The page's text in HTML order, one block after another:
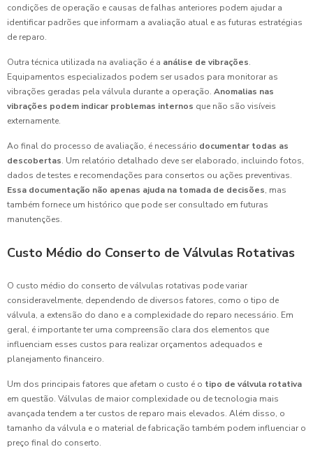
condições de operação e causas de falhas anteriores podem ajudar a
identificar padrões que informam a avaliação atual e as futuras estratégias
de reparo.
Outra técnica utilizada na avaliação é a análise de vibrações.
Equipamentos especializados podem ser usados para monitorar as
vibrações geradas pela válvula durante a operação. Anomalias nas
vibrações podem indicar problemas internos que não são visíveis
externamente.
Ao final do processo de avaliação, é necessário documentar todas as
descobertas. Um relatório detalhado deve ser elaborado, incluindo fotos,
dados de testes e recomendações para consertos ou ações preventivas.
Essa documentação não apenas ajuda na tomada de decisões, mas
também fornece um histórico que pode ser consultado em futuras
manutenções.
Custo Médio do Conserto de Válvulas Rotativas
O custo médio do conserto de válvulas rotativas pode variar
consideravelmente, dependendo de diversos fatores, como o tipo de
válvula, a extensão do dano e a complexidade do reparo necessário. Em
geral, é importante ter uma compreensão clara dos elementos que
influenciam esses custos para realizar orçamentos adequados e
planejamento financeiro.
Um dos principais fatores que afetam o custo é o tipo de válvula rotativa
em questão. Válvulas de maior complexidade ou de tecnologia mais
avançada tendem a ter custos de reparo mais elevados. Além disso, o
tamanho da válvula e o material de fabricação também podem influenciar o
preço final do conserto.